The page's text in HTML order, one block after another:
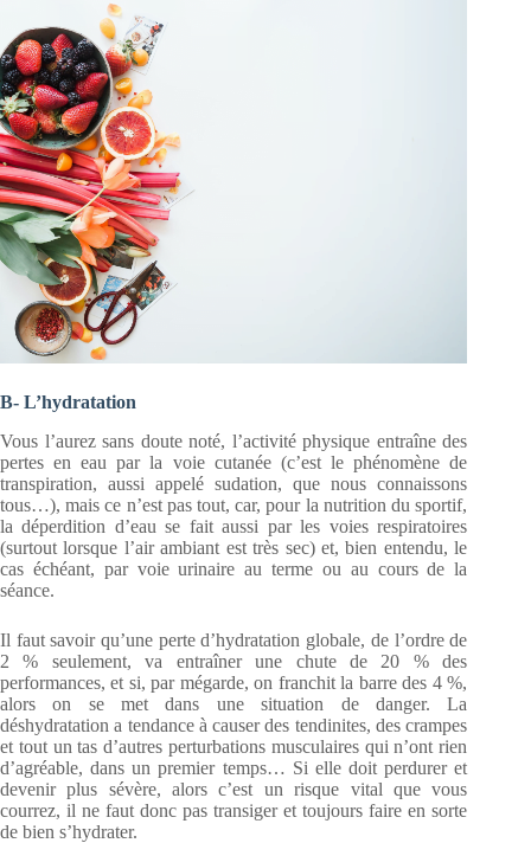
B- L’hydratation
Vous l’aurez sans doute noté, l’activité physique entraîne des
pertes en eau par la voie cutanée (c’est le phénomène de
transpiration, aussi appelé sudation, que nous connaissons
tous…), mais ce n’est pas tout, car, pour la nutrition du sportif,
la déperdition d’eau se fait aussi par les voies respiratoires
(surtout lorsque l’air ambiant est très sec) et, bien entendu, le
cas échéant, par voie urinaire au terme ou au cours de la
séance.
Il faut savoir qu’une perte d’hydratation globale, de l’ordre de
2 % seulement, va entraîner une chute de 20 % des
performances, et si, par mégarde, on franchit la barre des 4 %,
alors on se met dans une situation de danger. La
déshydratation a tendance à causer des tendinites, des crampes
et tout un tas d’autres perturbations musculaires qui n’ont rien
d’agréable, dans un premier temps… Si elle doit perdurer et
devenir plus sévère, alors c’est un risque vital que vous
courrez, il ne faut donc pas transiger et toujours faire en sorte
de bien s’hydrater.